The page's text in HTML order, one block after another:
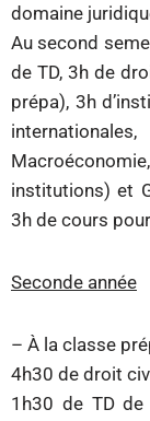
domaine
Au second
de TD, 3h de
prépa), 3h
institutions) et
3h de cours
Seconde année
– À la classe
4h30 de droit
1h30 de TD de